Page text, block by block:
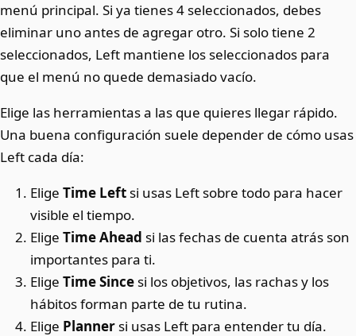
menú principal. Si ya tienes 4 seleccionados, debes
eliminar uno antes de agregar otro. Si solo tiene 2
seleccionados, Left mantiene los seleccionados para
que el menú no quede demasiado vacío.
Elige las herramientas a las que quieres llegar rápido.
Una buena configuración suele depender de cómo usas
Left cada día:
EligeTime Left si usas Left sobre todo para hacer
visible el tiempo.
EligeTime Ahead si las fechas de cuenta atrás son
importantes para ti.
EligeTime Since si los objetivos, las rachas y los
hábitos forman parte de tu rutina.
Elige Planner si usas Left para entender tu día.